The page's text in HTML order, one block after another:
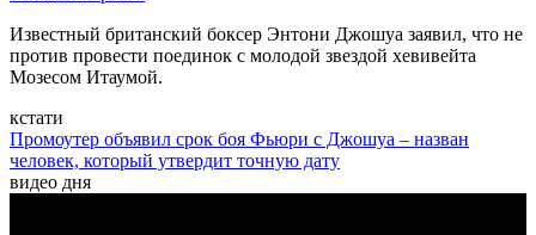
Известный британский боксер Энтони Джошуа заявил, что не
против провести поединок с молодой звездой хевивейта
Мозесом Итаумой.
кстати
Промоутер объявил срок боя Фьюри с Джошуа – назван
человек, который утвердит точную дату
видео дня